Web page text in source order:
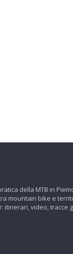
della MTB in
mountain bike e
video, tracce